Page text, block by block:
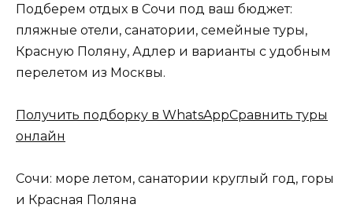
Подберем отдых в Сочи под ваш бюджет:
пляжные отели, санатории, семейные туры,
Красную Поляну, Адлер и варианты с удобным
перелетом из Москвы.
Получить подборку в WhatsAppСравнить туры
онлайн
Сочи: море летом, санатории круглый год, горы
и Красная Поляна